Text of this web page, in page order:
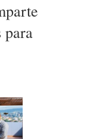
para